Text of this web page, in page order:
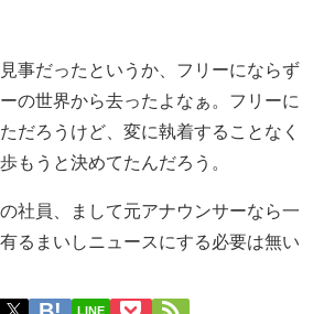
事だったというか、フリーにならず
の世界から去ったよなぁ。 フリーに
だろうけど、変に執着することなく
もうと決めてたんだろう。
社員、まして元アナウンサーなら一
るまいしニュースにする必要は無い
LINE